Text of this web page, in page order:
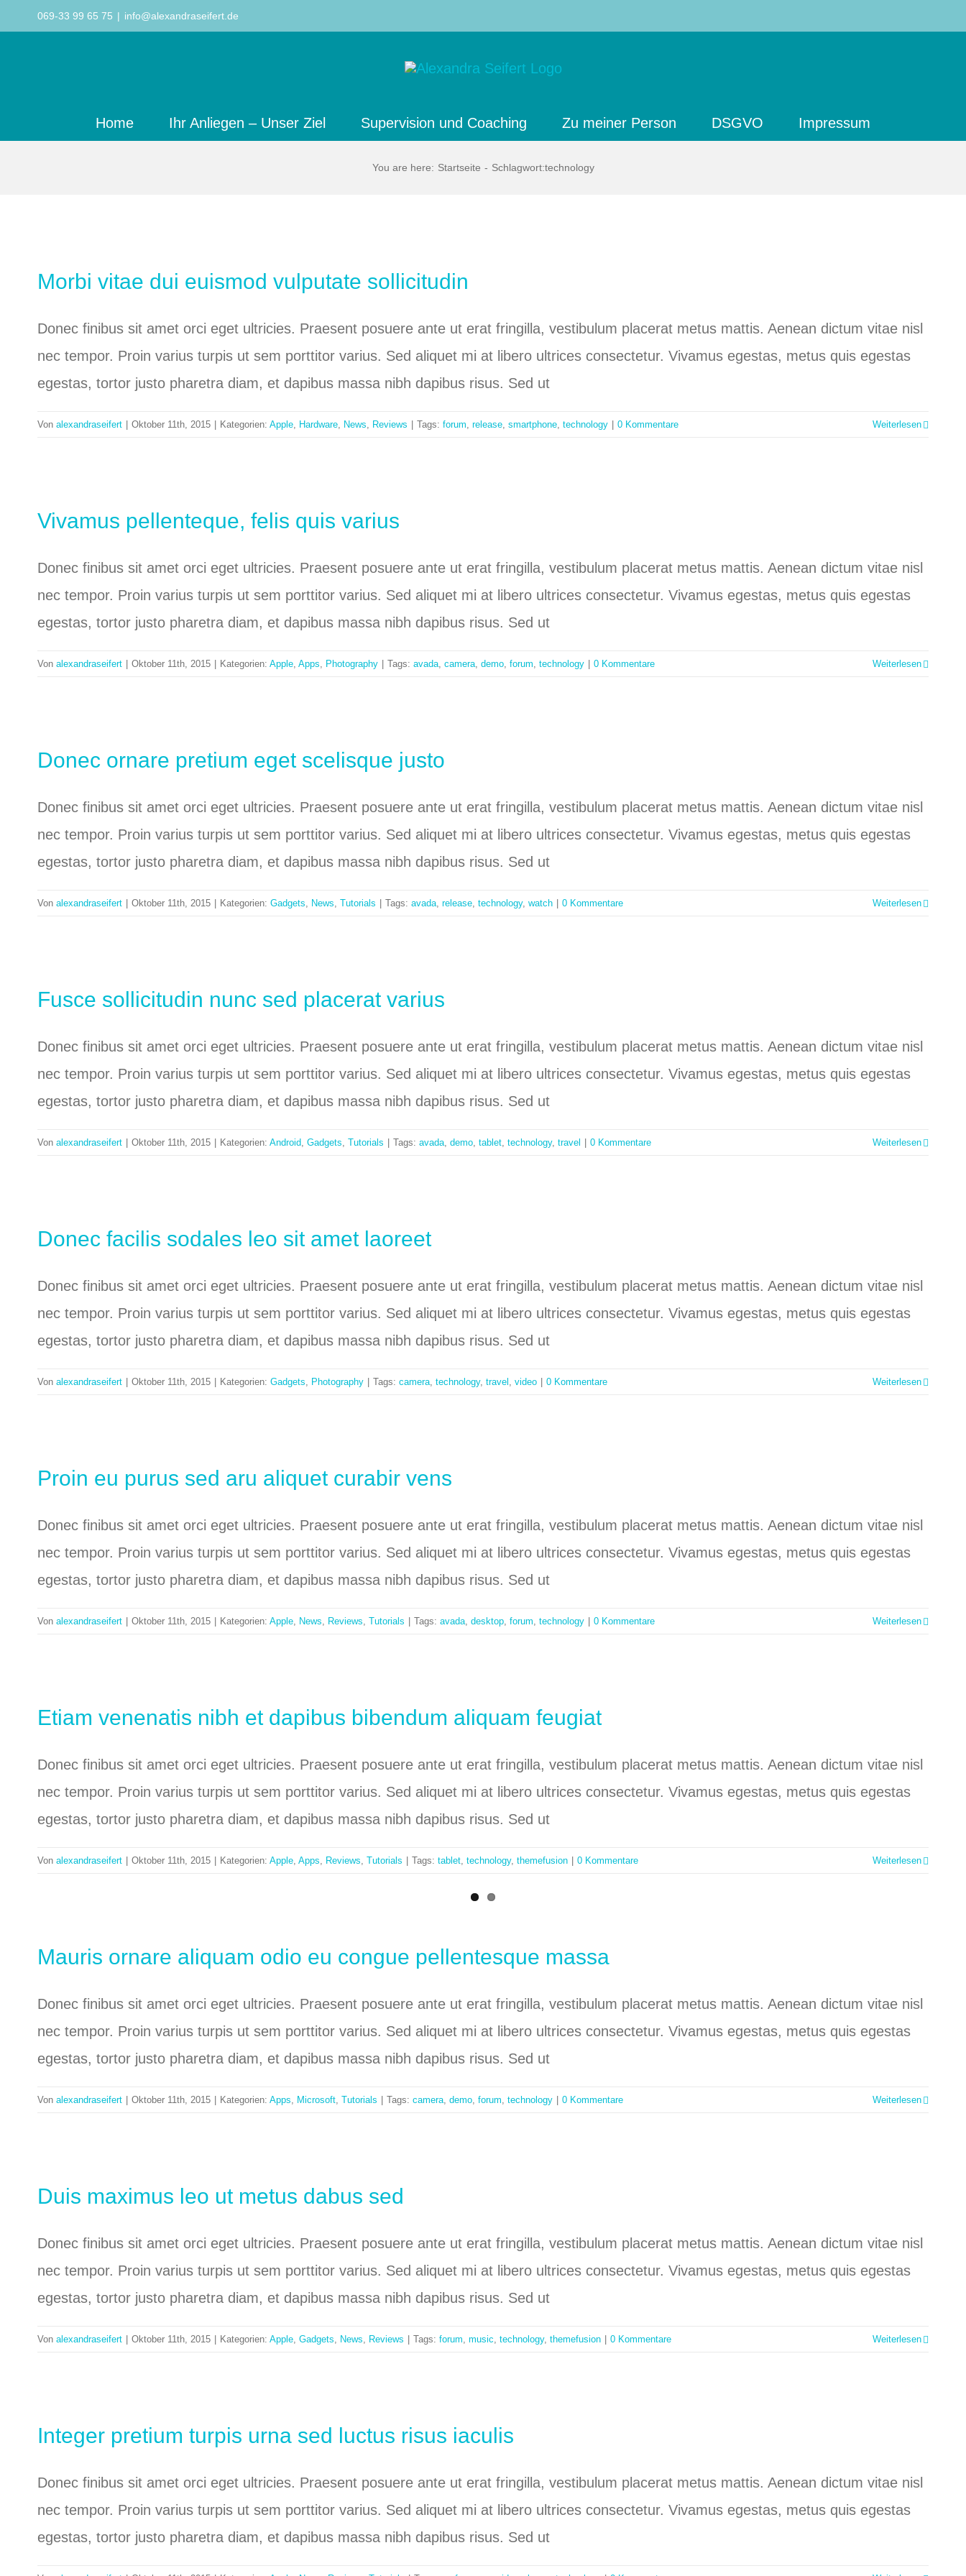
069-33 99 65 75 | info@alexandraseifert.de
Home Ihr Anliegen – Unser Ziel Supervision und Coaching Zu meiner Person DSGVO Impressum
You are here: Startseite - Schlagwort:technology
Morbi vitae dui euismod vulputate sollicitudin
Donec finibus sit amet orci eget ultricies. Praesent posuere ante ut erat fringilla, vestibulum placerat metus mattis. Aenean dictum vitae nisl
nec tempor. Proin varius turpis ut sem porttitor varius. Sed aliquet mi at libero ultrices consectetur. Vivamus egestas, metus quis egestas
egestas, tortor justo pharetra diam, et dapibus massa nibh dapibus risus. Sed ut
Von alexandraseifert Oktober 11th, 2015 Kategorien: Apple, Hardware, News, Reviews Tags: forum, release, smartphone, technology 0 Kommentare Weiterlesen
Vivamus pellenteque, felis quis varius
Donec finibus sit amet orci eget ultricies. Praesent posuere ante ut erat fringilla, vestibulum placerat metus mattis. Aenean dictum vitae nisl
nec tempor. Proin varius turpis ut sem porttitor varius. Sed aliquet mi at libero ultrices consectetur. Vivamus egestas, metus quis egestas
egestas, tortor justo pharetra diam, et dapibus massa nibh dapibus risus. Sed ut
Von alexandraseifert Oktober 11th, 2015 Kategorien: Apple, Apps, Photography Tags: avada, camera, demo, forum, technology 0 Kommentare Weiterlesen
Donec ornare pretium eget scelisque justo
Donec finibus sit amet orci eget ultricies. Praesent posuere ante ut erat fringilla, vestibulum placerat metus mattis. Aenean dictum vitae nisl
nec tempor. Proin varius turpis ut sem porttitor varius. Sed aliquet mi at libero ultrices consectetur. Vivamus egestas, metus quis egestas
egestas, tortor justo pharetra diam, et dapibus massa nibh dapibus risus. Sed ut
Von alexandraseifert Oktober 11th, 2015 Kategorien: Gadgets, News, Tutorials Tags: avada, release, technology, watch 0 Kommentare Weiterlesen
Fusce sollicitudin nunc sed placerat varius
Donec finibus sit amet orci eget ultricies. Praesent posuere ante ut erat fringilla, vestibulum placerat metus mattis. Aenean dictum vitae nisl
nec tempor. Proin varius turpis ut sem porttitor varius. Sed aliquet mi at libero ultrices consectetur. Vivamus egestas, metus quis egestas
egestas, tortor justo pharetra diam, et dapibus massa nibh dapibus risus. Sed ut
Von alexandraseifert Oktober 11th, 2015 Kategorien: Android, Gadgets, Tutorials Tags: avada, demo, tablet, technology, travel 0 Kommentare Weiterlesen
Donec facilis sodales leo sit amet laoreet
Donec finibus sit amet orci eget ultricies. Praesent posuere ante ut erat fringilla, vestibulum placerat metus mattis. Aenean dictum vitae nisl
nec tempor. Proin varius turpis ut sem porttitor varius. Sed aliquet mi at libero ultrices consectetur. Vivamus egestas, metus quis egestas
egestas, tortor justo pharetra diam, et dapibus massa nibh dapibus risus. Sed ut
Von alexandraseifert Oktober 11th, 2015 Kategorien: Gadgets, Photography Tags: camera, technology, travel , video 0 Kommentare Weiterlesen
Proin eu purus sed aru aliquet curabir vens
Donec finibus sit amet orci eget ultricies. Praesent posuere ante ut erat fringilla, vestibulum placerat metus mattis. Aenean dictum vitae nisl
nec tempor. Proin varius turpis ut sem porttitor varius. Sed aliquet mi at libero ultrices consectetur. Vivamus egestas, metus quis egestas
egestas, tortor justo pharetra diam, et dapibus massa nibh dapibus risus. Sed ut
Von alexandraseifert Oktober 11th, 2015 Kategorien: Apple, News, Reviews, Tutorials Tags: avada, desktop, forum, technology 0 Kommentare Weiterlesen
Etiam venenatis nibh et dapibus bibendum aliquam feugiat
Donec finibus sit amet orci eget ultricies. Praesent posuere ante ut erat fringilla, vestibulum placerat metus mattis. Aenean dictum vitae nisl
nec tempor. Proin varius turpis ut sem porttitor varius. Sed aliquet mi at libero ultrices consectetur. Vivamus egestas, metus quis egestas
egestas, tortor justo pharetra diam, et dapibus massa nibh dapibus risus. Sed ut
Von alexandraseifert Oktober 11th, 2015 Kategorien: Apple, Apps, Reviews, Tutorials Tags: tablet, technology, themefusion 0 Kommentare Weiterlesen
Mauris ornare aliquam odio eu congue pellentesque massa
Donec finibus sit amet orci eget ultricies. Praesent posuere ante ut erat fringilla, vestibulum placerat metus mattis. Aenean dictum vitae nisl
nec tempor. Proin varius turpis ut sem porttitor varius. Sed aliquet mi at libero ultrices consectetur. Vivamus egestas, metus quis egestas
egestas, tortor justo pharetra diam, et dapibus massa nibh dapibus risus. Sed ut
Von alexandraseifert Oktober 11th, 2015 Kategorien: Apps, Microsoft, Tutorials Tags: camera, demo, forum, technology 0 Kommentare Weiterlesen
Duis maximus leo ut metus dabus sed
Donec finibus sit amet orci eget ultricies. Praesent posuere ante ut erat fringilla, vestibulum placerat metus mattis. Aenean dictum vitae nisl
nec tempor. Proin varius turpis ut sem porttitor varius. Sed aliquet mi at libero ultrices consectetur. Vivamus egestas, metus quis egestas
egestas, tortor justo pharetra diam, et dapibus massa nibh dapibus risus. Sed ut
Von alexandraseifert Oktober 11th, 2015 Kategorien: Apple, Gadgets, News, Reviews Tags: forum, music, technology, themefusion 0 Kommentare Weiterlesen
Integer pretium turpis urna sed luctus risus iaculis
Donec finibus sit amet orci eget ultricies. Praesent posuere ante ut erat fringilla, vestibulum placerat metus mattis. Aenean dictum vitae nisl
nec tempor. Proin varius turpis ut sem porttitor varius. Sed aliquet mi at libero ultrices consectetur. Vivamus egestas, metus quis egestas
egestas, tortor justo pharetra diam, et dapibus massa nibh dapibus risus. Sed ut